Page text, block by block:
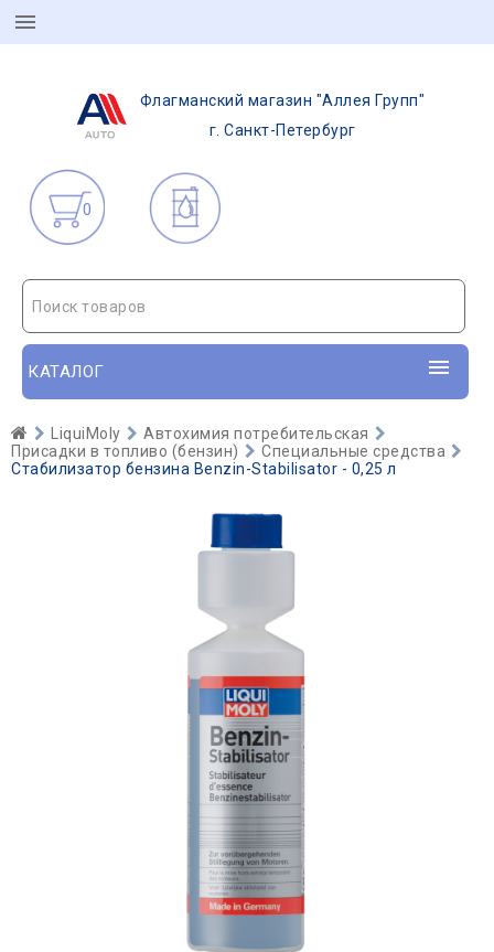
Флагманский магазин "Аллея Групп"
г. Санкт-Петербург
0
Поиск товаров
КАТАЛОГ
LiquiMoly
Автохимия потребительская
Присадки в топливо (бензин)
Специальные средства
Стабилизатор бензина Benzin-Stabilisator - 0,25 л